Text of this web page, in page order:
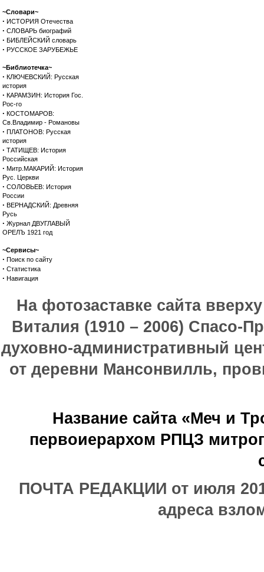
~Словари~
· ИСТОРИЯ Отечества
· СЛОВАРЬ биографий
· БИБЛЕЙСКИЙ словарь
· РУССКОЕ ЗАРУБЕЖЬЕ
~Библиотечка~
· КЛЮЧЕВСКИЙ: Русская
история
· КАРАМЗИН: История Гос.
Рос-го
· КОСТОМАРОВ:
Св.Владимир - Романовы
· ПЛАТОНОВ: Русская
история
· ТАТИЩЕВ: История
Российская
· Митр.МАКАРИЙ: История
Рус. Церкви
· СОЛОВЬЕВ: История
России
· ВЕРНАДСКИЙ: Древняя
Русь
· Журнал ДВУГЛАВЫЙ
ОРЕЛЪ 1921 год
~Сервисы~
· Поиск по сайту
· Статистика
· Навигация
На фотозаставке сайта
Виталия (1910 – 2006) Спасо-
духовно-административный
от деревни Мансонвилль,
Название сайта «Меч и
первоиерархом РПЦЗ
ПОЧТА РЕДАКЦИИ от июля
адреса